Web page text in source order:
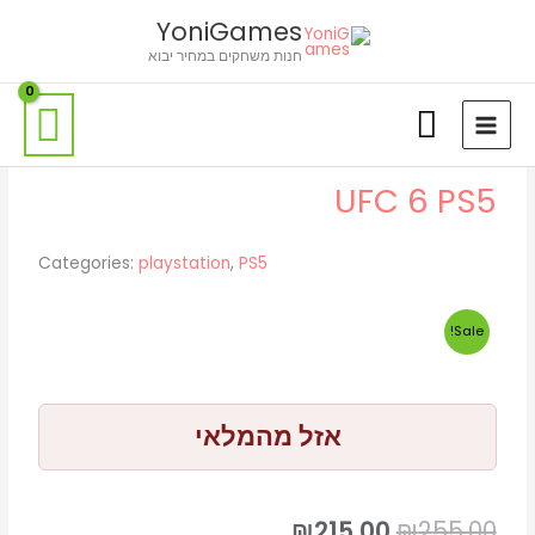
YoniGames
חנות משחקים במחיר יבוא
UFC 6 PS5
Categories: playstation,PS5
Sale!
אזל מהמלאי